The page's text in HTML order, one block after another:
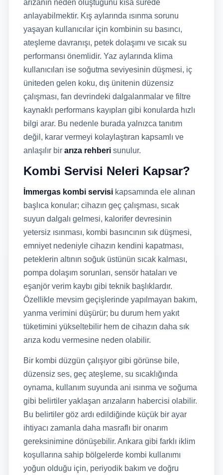
arızanın neden oluştuğunu kısa sürede
anlayabilmektir. Kış aylarında ısınma sorunu
yaşayan kullanıcılar için kombinin su basıncı,
ateşleme davranışı, petek dolaşımı ve sıcak su
performansı önemlidir. Yaz aylarında klima
kullanıcıları ise soğutma seviyesinin düşmesi, iç
üniteden gelen koku, dış ünitenin düzensiz
çalışması, fan devrindeki dalgalanmalar ve filtre
kaynaklı performans kayıpları gibi konularda hızlı
bilgi arar. Bu nedenle burada yalnızca tanıtım
değil, karar vermeyi kolaylaştıran kapsamlı ve
anlaşılır bir arıza rehberi sunulur.
Kombi Servisi Neleri Kapsar?
İmmergas kombi servisi kapsamında ele alınan
başlıca konular; cihazın geç çalışması, sıcak
suyun dalgalı gelmesi, kalorifer devresinin
yetersiz ısınması, kombi basıncının sık düşmesi,
emniyet nedeniyle cihazın kendini kapatması,
peteklerin altının soğuk üstünün sıcak kalması,
pompa dolaşım sorunları, sensör hataları ve
eşanjör verim kaybı gibi teknik başlıklardır.
Özellikle mevsim geçişlerinde yapılmayan bakım,
yanma verimini düşürür; bu durum hem yakıt
tüketimini yükseltebilir hem de cihazın daha sık
arıza kodu vermesine neden olabilir.
Bir kombi düzgün çalışıyor gibi görünse bile,
düzensiz ses, geç ateşleme, su sıcaklığında
oynama, kullanım suyunda ani ısınma ve soğuma
gibi belirtiler yaklaşan arızaların habercisi olabilir.
Bu belirtiler göz ardı edildiğinde küçük bir ayar
ihtiyacı zamanla daha masraflı bir onarım
gereksinimine dönüşebilir. Ankara gibi farklı iklim
koşullarına sahip bölgelerde kombi kullanımı
yoğun olduğu için, periyodik bakım ve doğru